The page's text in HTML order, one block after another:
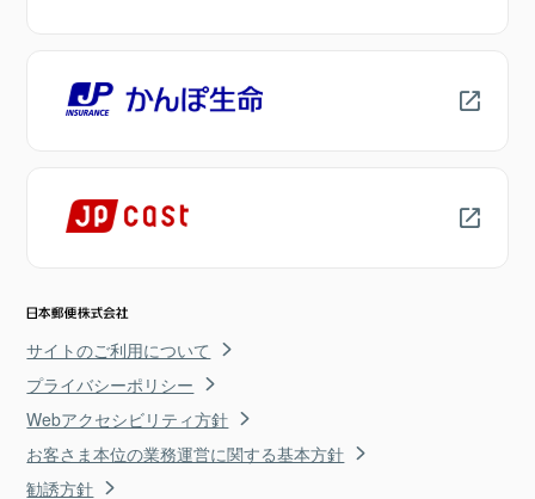
サイトのご利用について
プライバシーポリシー
Webアクセシビリティ方針
お客さま本位の業務運営に関する基本方針
勧誘方針